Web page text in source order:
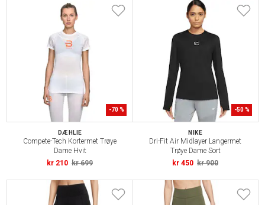
-70 %
DÆHLIE
Compete-Tech Kortermet Trøye
Dame Hvit
kr 210 kr 699
-50 %
NIKE
Dri-Fit Air Midlayer Langermet
Trøye Dame Sort
kr 450 kr 900